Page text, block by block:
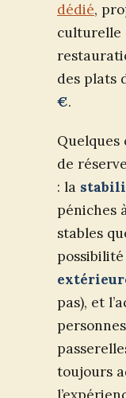
dédié,
culturelle
des plats
€.
de
: la
péniches
stables
pas), et
toujours